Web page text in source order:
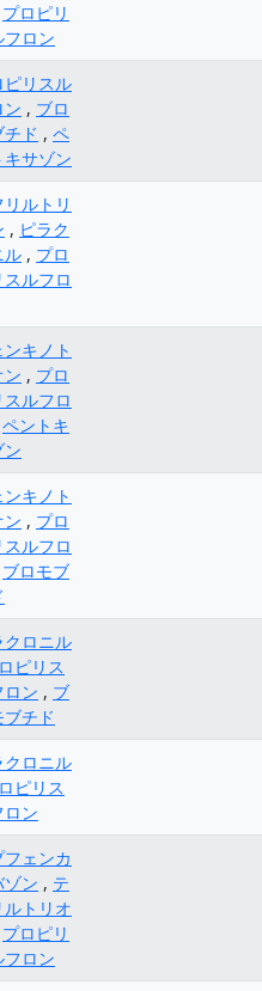
プロピリ
フロン
ピリスル
ン , ブロ
チド , ペ
キサゾン
リルトリ
, ピラク
ル , プロ
スルフロ
ンキノト
ン , プロ
スルフロ
ペントキ
ン
ンキノト
ン , プロ
スルフロ
ブロモブ
クロニル
ピリス
ロン , ブ
ブチド
クロニル
ピリス
ロン
フェンカ
ゾン , テ
ルトリオ
プロピリ
フロン